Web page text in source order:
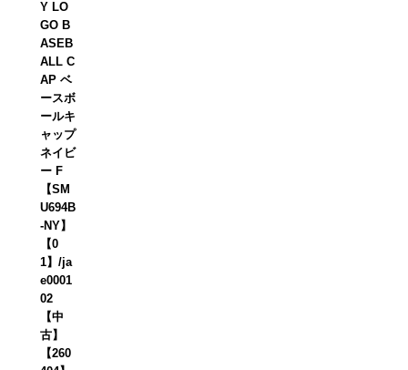
Y LO
GO B
ASEB
ALL C
AP ベ
ースボ
ールキ
ャップ
ネイビ
ー F
【SM
U694B
-NY】
【0
1】/ja
e0001
02
【中
古】
【260